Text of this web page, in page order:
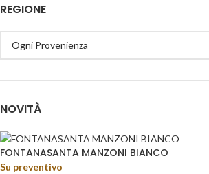
REGIONE
NOVITÀ
FONTANASANTA MANZONI BIANCO
Su preventivo